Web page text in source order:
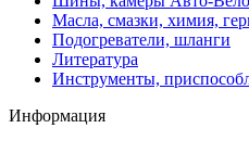
Масла, смазки, химия,
Подогреватели, шланги
Литература
Инструменты,
Информация